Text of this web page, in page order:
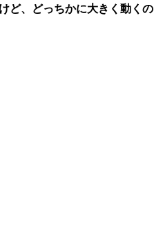
ど、どっちかに大きく動くの